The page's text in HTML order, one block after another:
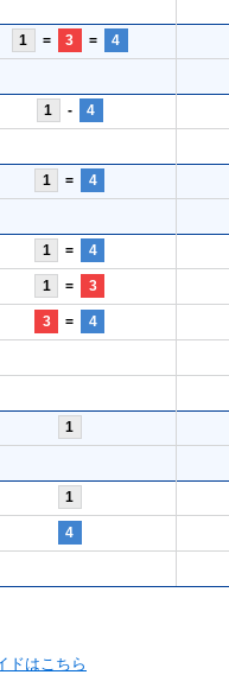
1 = 3 = 4
1 - 4
1 = 4
1 = 4
1 = 3
3 = 4
1
1
4
ドはこちら